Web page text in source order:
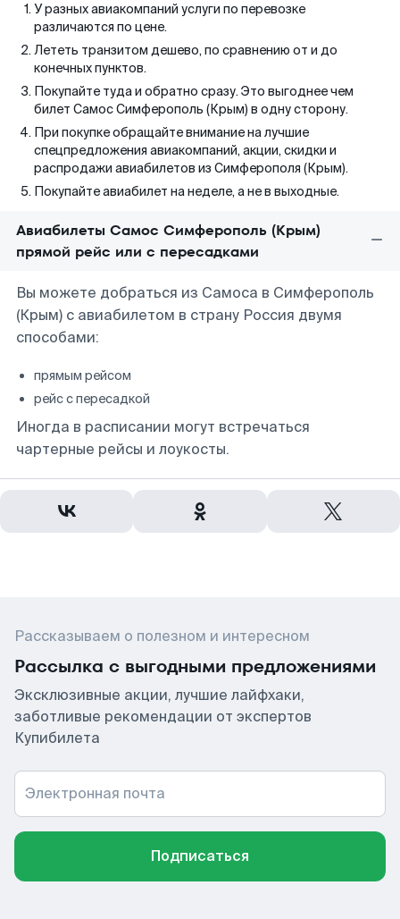
У разных авиакомпаний услуги по перевозке
различаются по цене.
Лететь транзитом дешево, по сравнению от и до
конечных пунктов.
Покупайте туда и обратно сразу. Это выгоднее чем
билет Самос Симферополь (Крым) в одну сторону.
При покупке обращайте внимание на лучшие
спецпредложения авиакомпаний, акции, скидки и
распродажи авиабилетов из Симферополя (Крым).
Покупайте авиабилет на неделе, а не в выходные.
Авиабилеты Самос Симферополь (Крым)
прямой рейс или с пересадками
Вы можете добраться из Самоса в Симферополь
(Крым) с авиабилетом в страну Россия двумя
способами:
прямым рейсом
рейс с пересадкой
Иногда в расписании могут встречаться
чартерные рейсы и лоукосты.
Рассказываем о полезном и интересном
Рассылка с выгодными предложениями
Эксклюзивные акции, лучшие лайфхаки,
заботливые рекомендации от экспертов
Купибилета
Электронная почта
Подписаться